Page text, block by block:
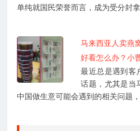
单纯就国民荣誉而言，成为受分封
马来西亚人卖燕
好看怎么办？小
最近总是遇到客
话题，尤其是当
中国做生意可能会遇到的相关问题